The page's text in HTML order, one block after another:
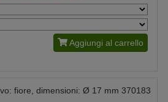
Aggiungi al carrello
fiore, dimensioni: Ø 17 mm 370183